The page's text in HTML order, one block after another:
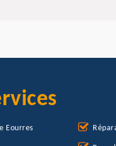
Eourres